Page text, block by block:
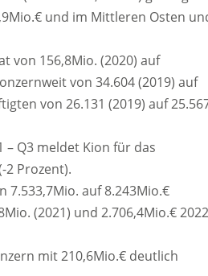
und im Mittleren Osten
von 156,8Mio. (2020) auf
von 34.604 (2019) auf
von 26.131 (2019) auf
Q3 meldet Kion für das
2 Prozent).
7.533,7Mio. auf 8.243Mio.€
(2021) und 2.706,4Mio.€ 2022
mit 210,6Mio.€ deutlich